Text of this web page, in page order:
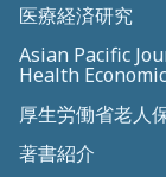
医療経済研究
Asian Pacific
Health
厚生労働省老人
著書紹介